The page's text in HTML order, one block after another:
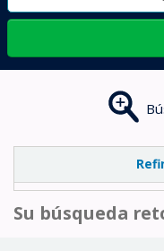
Su búsqueda